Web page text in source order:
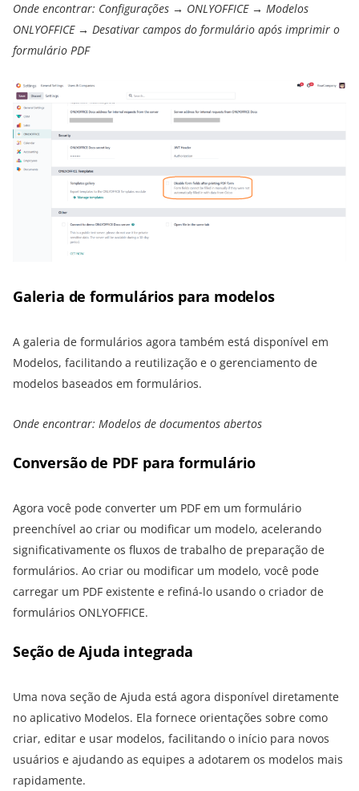
Onde encontrar: Configurações → ONLYOFFICE → Modelos
ONLYOFFICE → Desativar campos do formulário após imprimir o
formulário PDF
Galeria de formulários para modelos
A galeria de formulários agora também está disponível em
Modelos, facilitando a reutilização e o gerenciamento de
modelos baseados em formulários.
Onde encontrar: Modelos de documentos abertos
Conversão de PDF para formulário
Agora você pode converter um PDF em um formulário
preenchível ao criar ou modificar um modelo, acelerando
significativamente os fluxos de trabalho de preparação de
formulários. Ao criar ou modificar um modelo, você pode
carregar um PDF existente e refiná-lo usando o criador de
formulários ONLYOFFICE.
Seção de Ajuda integrada
Uma nova seção de Ajuda está agora disponível diretamente
no aplicativo Modelos. Ela fornece orientações sobre como
criar, editar e usar modelos, facilitando o início para novos
usuários e ajudando as equipes a adotarem os modelos mais
rapidamente.